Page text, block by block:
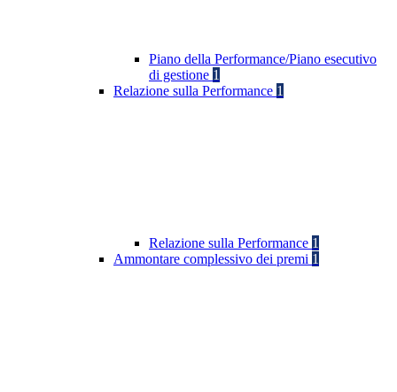
Piano della Performance/Piano esecutivo
di gestione 1
Relazione sulla Performance 1
Relazione sulla Performance 1
Ammontare complessivo dei premi 1